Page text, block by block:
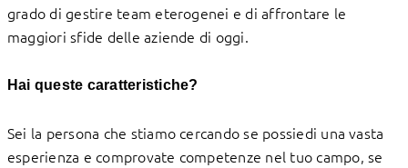
grado di gestire team eterogenei e di affrontare le
maggiori sfide delle aziende di oggi.
Hai queste caratteristiche?
Sei la persona che stiamo cercando se possiedi una vasta
esperienza e comprovate competenze nel tuo campo, se